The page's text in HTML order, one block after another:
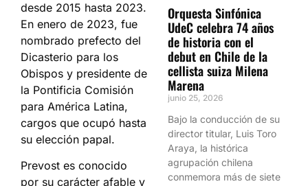
desde 2015 hasta 2023.
En enero de 2023, fue
nombrado prefecto del
Dicasterio para los
Obispos y presidente de
la Pontificia Comisión
para América Latina,
cargos que ocupó hasta
su elección papal.
Prevost es conocido
por su carácter afable y
Orquesta Sinfónica
UdeC celebra 74 años
de historia con el
debut en Chile de la
cellista suiza Milena
Marena
junio 25, 2026
Bajo la conducción de su
director titular, Luis Toro
Araya, la histórica
agrupación chilena
conmemora más de siete